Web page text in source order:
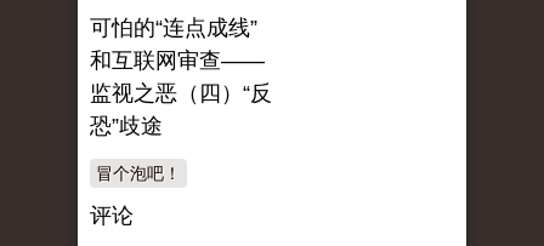
可怕的“连点成线”
和互联网审查——
监视之恶（四）“反
恐”歧途
冒个泡吧！
评论